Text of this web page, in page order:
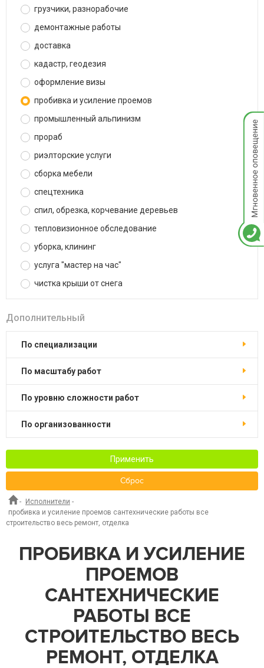
грузчики, разнорабочие
демонтажные работы
доставка
кадастр, геодезия
оформление визы
пробивка и усиление проемов
промышленный альпинизм
прораб
риэлторские услуги
сборка мебели
спецтехника
спил, обрезка, корчевание деревьев
тепловизионное обследование
уборка, клининг
услуга "мастер на час"
чистка крыши от снега
Дополнительный
по специализации
по масштабу работ
по уровню сложности работ
по организованности
Применить
Сброс
- Исполнители -
пробивка и усиление проемов сантехнические работы все
строительство весь ремонт, отделка
ПРОБИВКА И УСИЛЕНИЕ
ПРОЕМОВ
САНТЕХНИЧЕСКИЕ
РАБОТЫ ВСЕ
СТРОИТЕЛЬСТВО ВЕСЬ
РЕМОНТ, ОТДЕЛКА